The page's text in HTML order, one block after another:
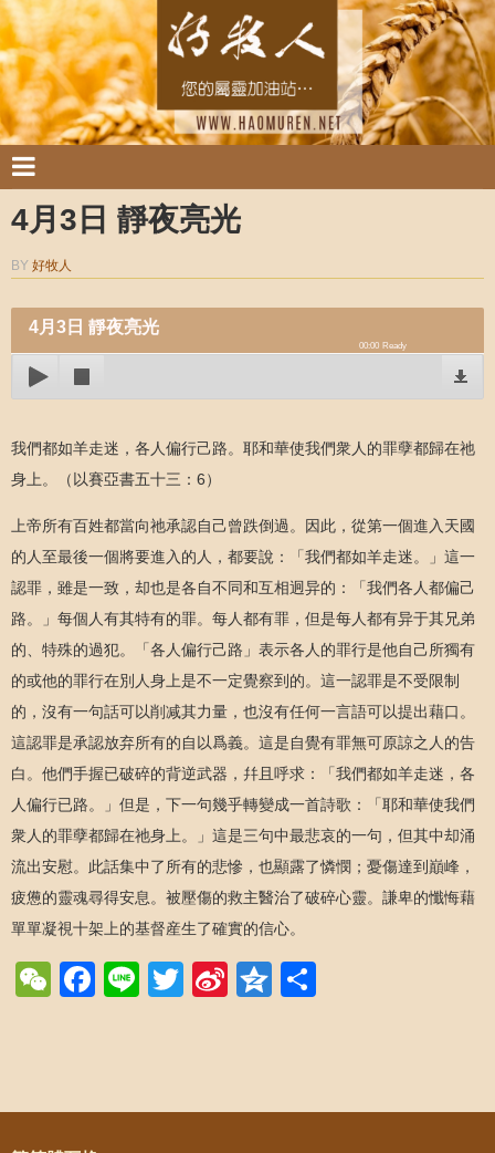
4月3日 靜夜亮光
BY 好牧人
4月3日 靜夜亮光
00:00 Ready
我們都如羊走迷，各人偏行己路。耶和華使我們衆人的罪孽都歸在祂
身上。（以賽亞書五十三：6）
上帝所有百姓都當向祂承認自己曾跌倒過。因此，從第一個進入天國
的人至最後一個將要進入的人，都要說：「我們都如羊走迷。」這一
認罪，雖是一致，却也是各自不同和互相迥异的：「我們各人都偏己
路。」每個人有其特有的罪。每人都有罪，但是每人都有异于其兄弟
的、特殊的過犯。「各人偏行己路」表示各人的罪行是他自己所獨有
的或他的罪行在別人身上是不一定覺察到的。這一認罪是不受限制
的，沒有一句話可以削减其力量，也沒有任何一言語可以提出藉口。
這認罪是承認放弃所有的自以爲義。這是自覺有罪無可原諒之人的告
白。他們手握已破碎的背逆武器，幷且呼求：「我們都如羊走迷，各
人偏行已路。」但是，下一句幾乎轉變成一首詩歌：「耶和華使我們
衆人的罪孽都歸在祂身上。」這是三句中最悲哀的一句，但其中却涌
流出安慰。此話集中了所有的悲慘，也顯露了憐憫；憂傷達到巔峰，
疲憊的靈魂尋得安息。被壓傷的救主醫治了破碎心靈。謙卑的懺悔藉
單單凝視十架上的基督産生了確實的信心。
WeChat
Facebook
LineTwitter
SinaQzone
Post navigation